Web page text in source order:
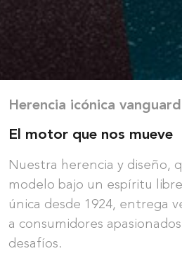
Herencia icónica
El motor que nos mueve
Nuestra herencia y diseño,
modelo bajo un espíritu
única desde 1924, entrega
a consumidores
desafíos.